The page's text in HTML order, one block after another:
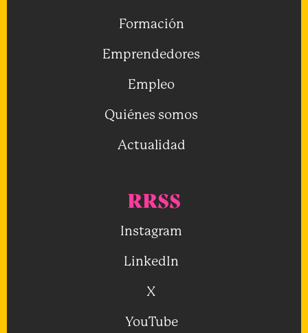
Formación
Emprendedores
Empleo
Quiénes somos
Actualidad
RRSS
Instagram
LinkedIn
X
YouTube